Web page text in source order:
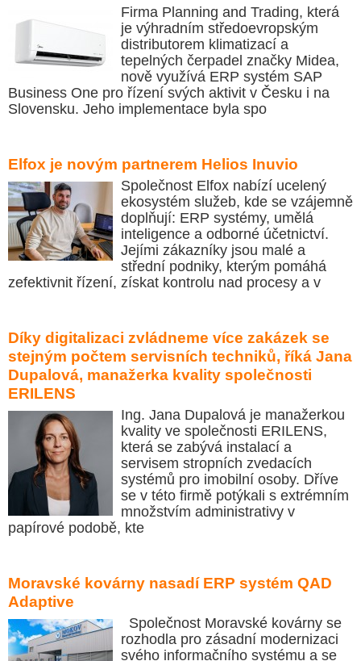
Firma Planning and Trading, která
je výhradním středoevropským
distributorem klimatizací a
tepelných čerpadel značky Midea,
nově využívá ERP systém SAP
Business One pro řízení svých aktivit v Česku i na
Slovensku. Jeho implementace byla spo
Elfox je novým partnerem Helios Inuvio
Společnost Elfox nabízí ucelený
ekosystém služeb, kde se vzájemně
doplňují: ERP systémy, umělá
inteligence a odborné účetnictví.
Jejími zákazníky jsou malé a
střední podniky, kterým pomáhá
zefektivnit řízení, získat kontrolu nad procesy a v
Díky digitalizaci zvládneme více zakázek se
stejným počtem servisních techniků, říká Jana
Dupalová, manažerka kvality společnosti
ERILENS
Ing. Jana Dupalová je manažerkou
kvality ve společnosti ERILENS,
která se zabývá instalací a
servisem stropních zvedacích
systémů pro imobilní osoby. Dříve
se v této firmě potýkali s extrémním
množstvím administrativy v
papírové podobě, kte
Moravské kovárny nasadí ERP systém QAD
Adaptive
Společnost Moravské kovárny se
rozhodla pro zásadní modernizaci
svého informačního systému a se